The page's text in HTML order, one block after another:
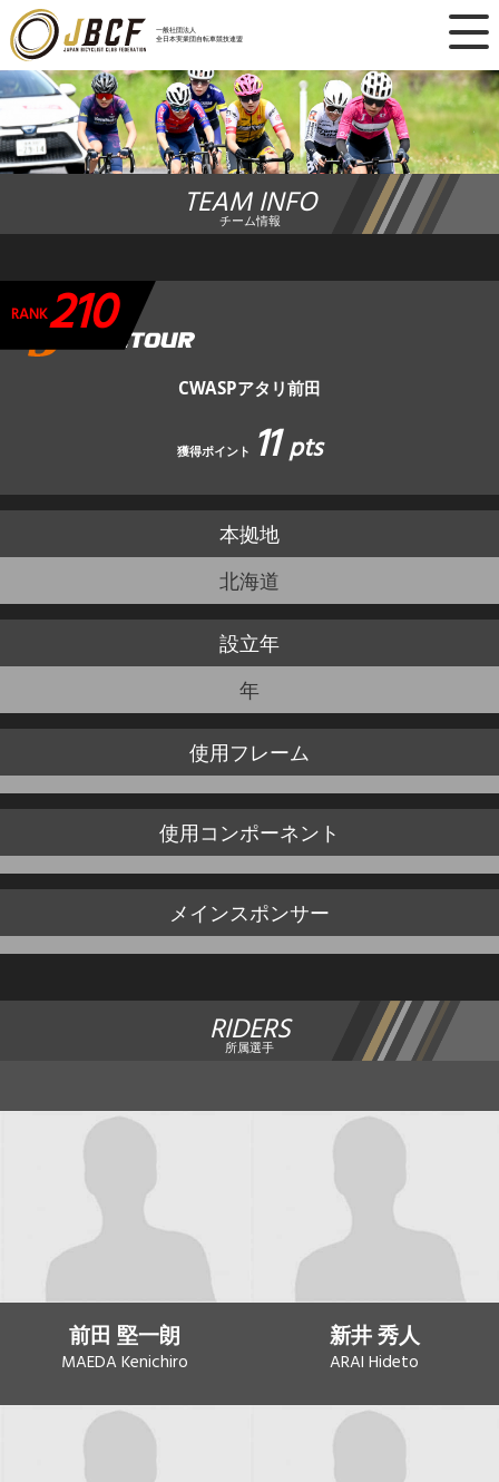
一般社団法人
全日本実業団自転車競技連盟
×
ニュース
レース日程
ランキング
競技ガイド
加盟・登録
エントリー
JBCF ROAD SERIESとは
TEAM INFO
チーム情報
CWASPアタリ前田
獲得ポイント 11pts
RANK210
本拠地
北海道
設立年
年
使用フレーム
使用コンポーネント
メインスポンサー
RIDERS
所属選手
前田 堅一朗
MAEDA Kenichiro
新井 秀人
ARAI Hideto